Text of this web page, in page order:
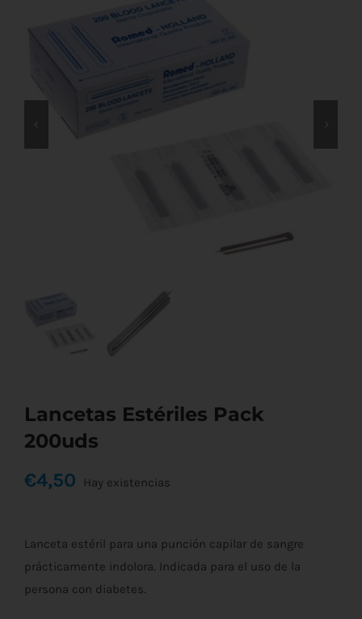
Lancetas Estériles Pack
200uds
€4,50 Hay existencias
Lanceta estéril para una punción capilar de sangre
prácticamente indolora. Indicada para el uso de la
persona con diabetes.